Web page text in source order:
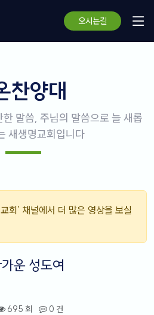
오시는길
찬양대
말씀, 주님의 말씀으로 늘 새롭
새생명교회입니다
회’ 채널에서 더 많은 영상을 보실
운 성도여
695 회 0 건